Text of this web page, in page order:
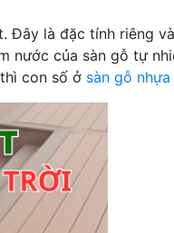
Đây là đặc tính riêng
nước của sàn gỗ tự
con số ở sàn gỗ